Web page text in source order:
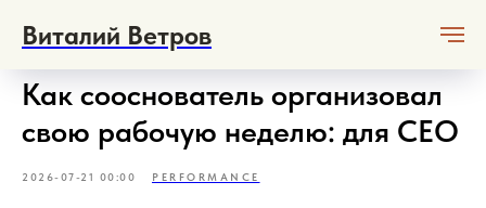
Виталий Ветров
Как сооснователь организовал
свою рабочую неделю: для CEO
2026-07-21 00:00 PERFORMANCE